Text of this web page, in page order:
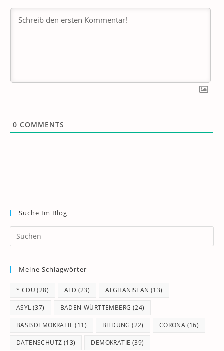
0 COMMENTS
Suche Im Blog
Meine Schlagwörter
* CDU (28) AFD (23) AFGHANISTAN (13)
ASYL (37) BADEN-WÜRTTEMBERG (24)
BASISDEMOKRATIE (11) BILDUNG (22) CORONA (16)
DATENSCHUTZ (13) DEMOKRATIE (39)